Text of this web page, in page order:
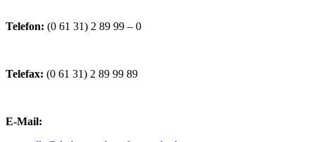
Telefon: (0 61 31) 2 89 99 – 0
Telefax: (0 61 31) 2 89 99 89
E-Mail: